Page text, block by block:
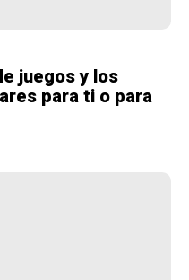
juegos y los
para ti o para